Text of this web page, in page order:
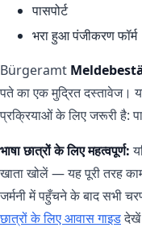
पासपोर्ट
भरा हुआ पंजीकरण फॉर्म
Bürgeramt
पते का एक मुद्रित दस्तावेज।
प्रक्रियाओं के लिए जरूरी है:
भाषा छात्रों के लिए महत्वपूर्ण:
खाता खोलें — यह पूरी तरह
जर्मनी में पहुँचने के बाद सभी
छात्रों के लिए आवास गाइड